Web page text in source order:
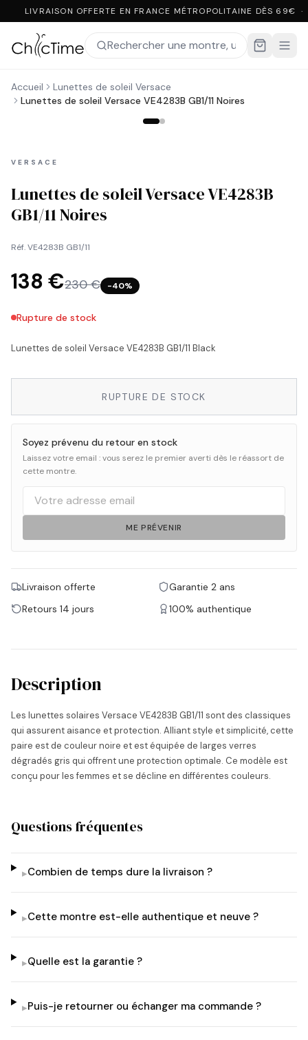
LIVRAISON OFFERTE EN FRANCE MÉTROPOLITAINE DÈS 69€
Accueil
Lunettes de soleil Versace
Lunettes de soleil Versace VE4283B GB1/11 Noires
VERSACE
Lunettes de soleil Versace VE4283B
GB1/11 Noires
Réf.VE4283B GB1/11
138 €230 € −40%
Rupture de stock
Lunettes de soleil Versace VE4283B GB1/11 Black
RUPTURE DE STOCK
Soyez prévenu du retour en stock
Laissez votre email : vous serez le premier averti dès le réassort de
cette montre.
ME PRÉVENIR
Livraison offerte
Garantie 2 ans
Retours 14 jours
100% authentique
Description
Les lunettes solaires Versace VE4283B GB1/11 sont des classiques
qui assurent aisance et protection. Alliant style et simplicité, cette
paire est de couleur noire et est équipée de larges verres
dégradés gris qui offrent une protection optimale. Ce modèle est
conçu pour les femmes et se décline en différentes couleurs.
Questions fréquentes
▸Combien de temps dure la livraison ?
▸Cette montre est-elle authentique et neuve ?
▸Quelle est la garantie ?
▸Puis-je retourner ou échanger ma commande ?